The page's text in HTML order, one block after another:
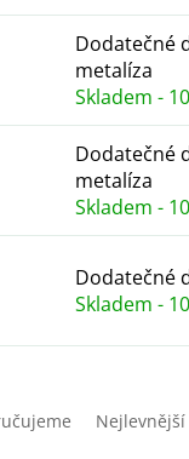
Dodatečné
metalíza
Skladem -
Dodatečné
metalíza
Skladem -
Dodatečné
Skladem -
Nejlevnější